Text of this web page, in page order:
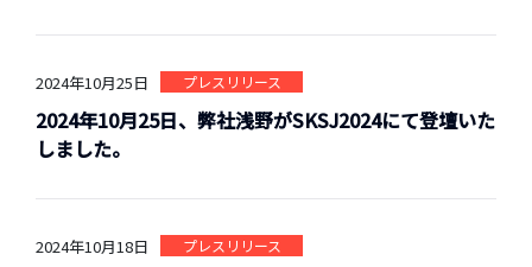
2024年10月25日 プレスリリース
2024年10月25日、弊社浅野がSKSJ2024にて登壇いた
しました。
2024年10月18日 プレスリリース